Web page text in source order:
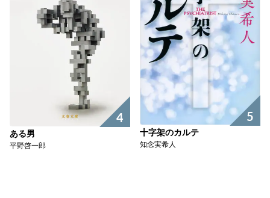
4
ある男
平野啓一郎
5
十字架のカルテ
知念実希人